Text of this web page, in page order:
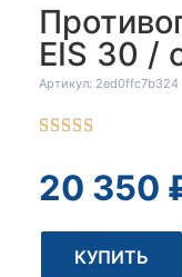
EIS 30 /
Артикул: 2ed0ffc7b324

20 350
КУПИТЬ